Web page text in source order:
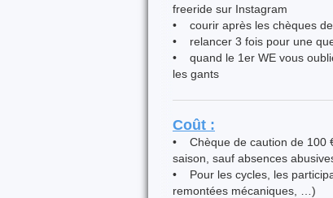
freeride sur Instagram
• courir après les chèques
• relancer 3 fois pour une
• quand le 1er WE vous
les gants
Coût :
• Chèque de caution de 100
saison, sauf absences
• Pour les cycles, les
remontées mécaniques, …)